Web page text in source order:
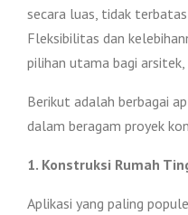
secara luas, tidak
Fleksibilitas dan
pilihan utama bagi
Berikut adalah berbagai
dalam beragam proyek
1. Konstruksi Rumah
Aplikasi yang paling